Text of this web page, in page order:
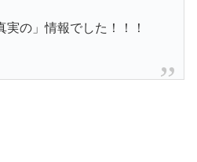
の」情報でした！！！